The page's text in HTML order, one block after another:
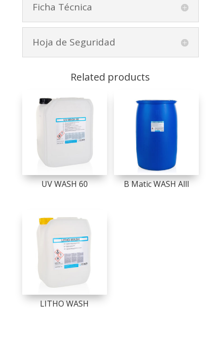
Ficha Técnica
Hoja de Seguridad
Related products
UV WASH 60 B Matic WASH Alll
LITHO WASH